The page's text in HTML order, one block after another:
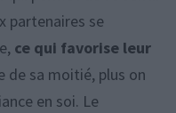
partenaires se
ce qui favorise leur
de sa moitié, plus on
en soi. Le